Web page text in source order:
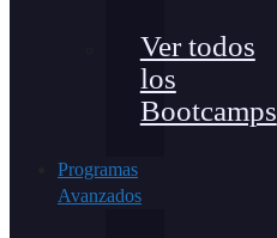
Ver todos
los
Bootcamps
Programas
Avanzados